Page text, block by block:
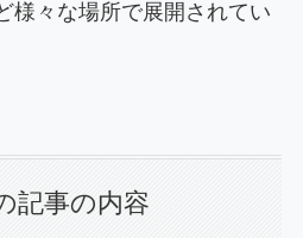
様々な場所で展開されてい
記事の内容